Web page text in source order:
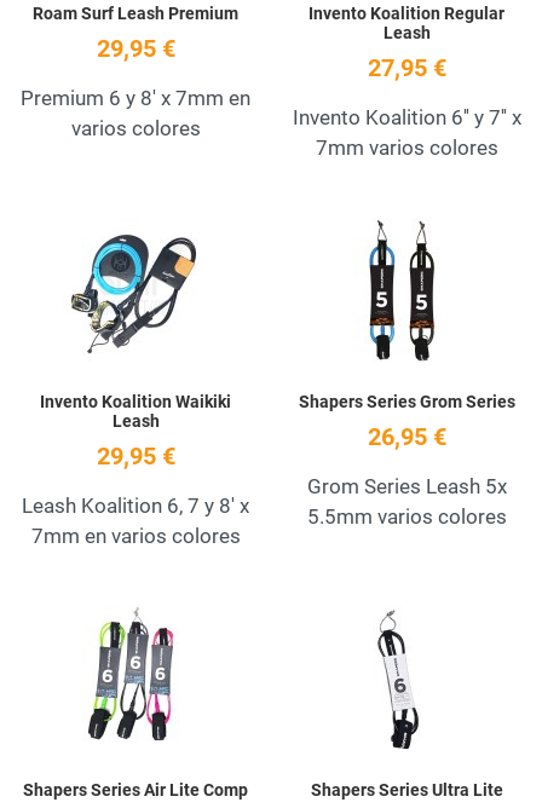
Roam Surf Leash Premium
29,95 €
Premium 6 y 8' x 7mm en
varios colores
Invento Koalition Regular
Leash
27,95 €
Invento Koalition 6'' y 7'' x
7mm varios colores
Add to Wishlist
Invento Koalition Waikiki
Leash
29,95 €
Leash Koalition 6, 7 y 8' x
7mm en varios colores
Shapers Series Grom Series
26,95 €
Grom Series Leash 5x
5.5mm varios colores
Add to Wishlist
Shapers Series Air Lite Comp Shapers Series Ultra Lite